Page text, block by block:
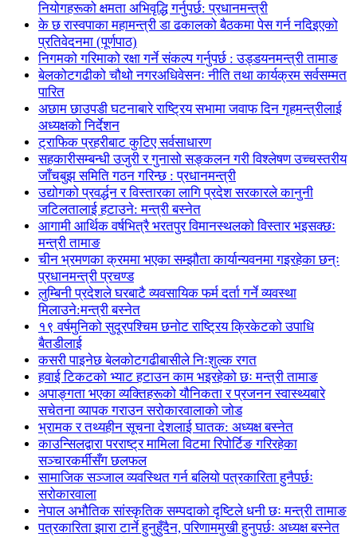
नियोगहरूको क्षमता अभिवृद्धि गर्नुपर्छ: प्रधानमन्त्री
के छ रास्वपाका महामन्त्री डा ढकालको बैठकमा पेस गर्न नदिइएको
प्रतिवेदनमा (पूर्णपाठ)
निगमको गरिमाको रक्षा गर्ने संकल्प गर्नुपर्छ : उड्डयनमन्त्री तामाङ
बेलकोटगढीको चौथो नगरअधिवेसनः नीति तथा कार्यक्रम सर्वसम्मत
पारित
अछाम छाउपडी घटनाबारे राष्ट्रिय सभामा जवाफ दिन गृहमन्त्रीलाई
अध्यक्षको निर्देशन
ट्राफिक प्रहरीबाट कुटिए सर्वसाधारण
सहकारीसम्बन्धी उजुरी र गुनासो सङ्कलन गरी विश्लेषण उच्चस्तरीय
जाँचबुझ समिति गठन गरिन्छ : प्रधानमन्त्री
उद्योगको प्रवर्द्धन र विस्तारका लागि प्रदेश सरकारले कानुनी
जटिलतालाई हटाउने: मन्त्री बस्नेत
आगामी आर्थिक वर्षभित्रै भरतपुर विमानस्थलको विस्तार भइसक्छः
मन्त्री तामाङ
चीन भ्रमणका क्रममा भएका सम्झौता कार्यान्यवनमा गइरहेका छन्ः
प्रधानमन्त्री प्रचण्ड
लुम्बिनी प्रदेशले घरबाटै व्यवसायिक फर्म दर्ता गर्ने व्यवस्था
मिलाउने:मन्त्री बस्नेत
१९ वर्षमुनिको सुदूरपश्चिम छनोट राष्ट्रिय क्रिकेटको उपाधि
बैतडीलाई
कसरी पाइनेछ बेलकोटगढीबासीले निःशुल्क रगत
हवाई टिकटको भ्याट हटाउन काम भइरहेको छः मन्त्री तामाङ
अपाङ्गता भएका व्यक्तिहरूको यौनिकता र प्रजनन स्वास्थ्यबारे
सचेतना व्यापक गराउन सरोकारवालाको जोड
भ्रामक र तथ्यहीन सूचना देशलाई घातक: अध्यक्ष बस्नेत
काउन्सिलद्वारा परराष्ट्र मामिला विटमा रिपोर्टिङ गरिरहेका
सञ्चारकर्मीसँग छलफल
सामाजिक सञ्जाल व्यवस्थित गर्न बलियो पत्रकारिता हुनैपर्छः
सरोकारवाला
नेपाल अभौतिक सांस्कृतिक सम्पदाको दृष्टिले धनी छः मन्त्री तामाङ
पत्रकारिता झारा टार्ने हुनुहुँदैन, परिणाममुखी हुनुपर्छः अध्यक्ष बस्नेत